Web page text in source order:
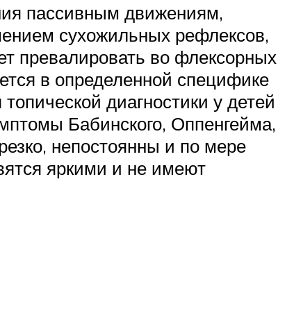
пассивным движениям,
сухожильных рефлексов,
превалировать во флексорных
в определенной специфике
диагностики у детей
Бабинского, Оппенгейма,
непостоянны и по мере
яркими и не имеют